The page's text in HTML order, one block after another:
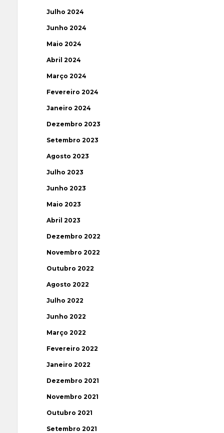
Julho 2024
Junho 2024
Maio 2024
Abril 2024
Março 2024
Fevereiro 2024
Janeiro 2024
Dezembro 2023
Setembro 2023
Agosto 2023
Julho 2023
Junho 2023
Maio 2023
Abril 2023
Dezembro 2022
Novembro 2022
Outubro 2022
Agosto 2022
Julho 2022
Junho 2022
Março 2022
Fevereiro 2022
Janeiro 2022
Dezembro 2021
Novembro 2021
Outubro 2021
Setembro 2021